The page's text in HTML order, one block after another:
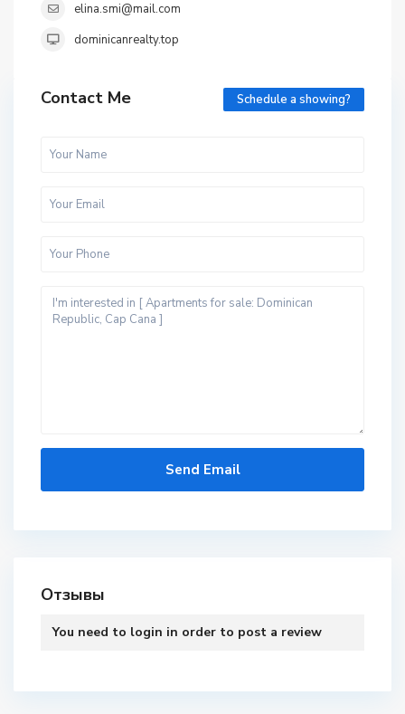
elina.smi@mail.com
dominicanrealty.top
Contact Me Schedule a showing?
Отзывы
You need to login in order to post a review